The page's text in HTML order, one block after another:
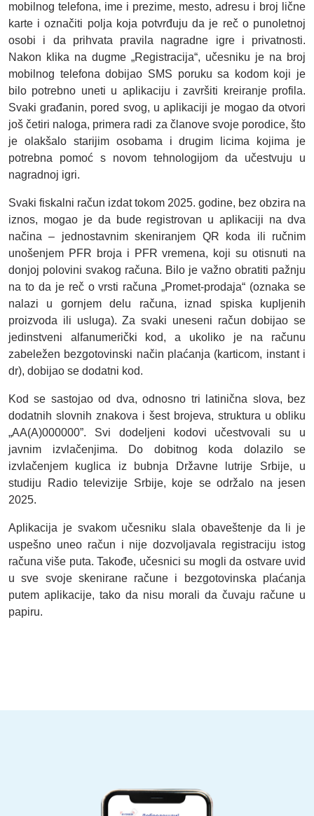
mobilnog telefona, ime i prezime, mesto, adresu i broj lične
karte i označiti polja koja potvrđuju da je reč o punoletnoj
osobi i da prihvata pravila nagradne igre i privatnosti.
Nakon klika na dugme „Registracija“, učesniku je na broj
mobilnog telefona dobijao SMS poruku sa kodom koji je
bilo potrebno uneti u aplikaciju i završiti kreiranje profila.
Svaki građanin, pored svog, u aplikaciji je mogao da otvori
još četiri naloga, primera radi za članove svoje porodice, što
je olakšalo starijim osobama i drugim licima kojima je
potrebna pomoć s novom tehnologijom da učestvuju u
nagradnoj igri.
Svaki fiskalni račun izdat tokom 2025. godine, bez obzira na
iznos, mogao je da bude registrovan u aplikaciji na dva
načina – jednostavnim skeniranjem QR koda ili ručnim
unošenjem PFR broja i PFR vremena, koji su otisnuti na
donjoj polovini svakog računa. Bilo je važno obratiti pažnju
na to da je reč o vrsti računa „Promet-prodaja“ (oznaka se
nalazi u gornjem delu računa, iznad spiska kupljenih
proizvoda ili usluga). Za svaki uneseni račun dobijao se
jedinstveni alfanumerički kod, a ukoliko je na računu
zabeležen bezgotovinski način plaćanja (karticom, instant i
dr), dobijao se dodatni kod.
Kod se sastojao od dva, odnosno tri latinična slova, bez
dodatnih slovnih znakova i šest brojeva, struktura u obliku
„AA(A)000000”. Svi dodeljeni kodovi učestvovali su u
javnim izvlačenjima. Do dobitnog koda dolazilo se
izvlačenjem kuglica iz bubnja Državne lutrije Srbije, u
studiju Radio televizije Srbije, koje se održalo na jesen
2025.
Aplikacija je svakom učesniku slala obaveštenje da li je
uspešno uneo račun i nije dozvoljavala registraciju istog
računa više puta. Takođe, učesnici su mogli da ostvare uvid
u sve svoje skenirane račune i bezgotovinska plaćanja
putem aplikacije, tako da nisu morali da čuvaju račune u
papiru.